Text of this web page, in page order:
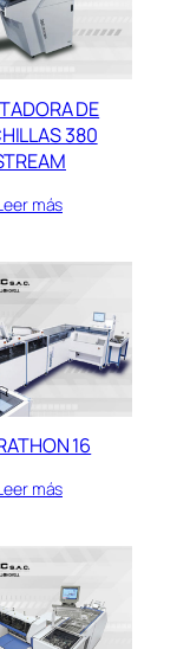
DE
380
más
16
más